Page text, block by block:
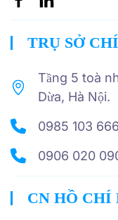
TRỤ SỞ
Tầng 5 toà
Dừa, Hà Nội.
0985 103 666
0906 020
CN HỒ CHÍ